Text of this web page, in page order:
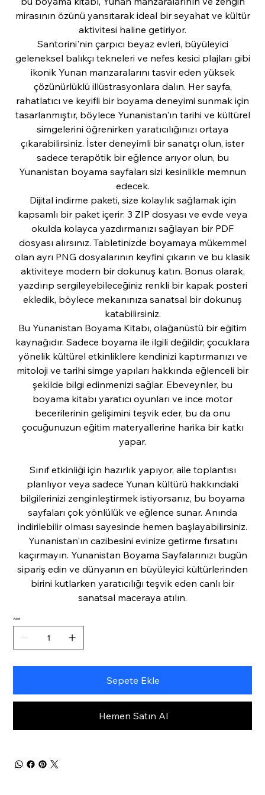
mirasının özünü yansıtarak ideal bir seyahat ve kültür
aktivitesi haline getiriyor.
Santorini'nin çarpıcı beyaz evleri, büyüleyici
geleneksel balıkçı tekneleri ve nefes kesici plajları gibi
ikonik Yunan manzaralarını tasvir eden yüksek
çözünürlüklü illüstrasyonlara dalın. Her sayfa,
rahatlatıcı ve keyifli bir boyama deneyimi sunmak için
tasarlanmıştır, böylece Yunanistan'ın tarihi ve kültürel
simgelerini öğrenirken yaratıcılığınızı ortaya
çıkarabilirsiniz. İster deneyimli bir sanatçı olun, ister
sadece terapötik bir eğlence arıyor olun, bu
Yunanistan boyama sayfaları sizi kesinlikle memnun
edecek.
Dijital indirme paketi, size kolaylık sağlamak için
kapsamlı bir paket içerir: 3 ZIP dosyası ve evde veya
okulda kolayca yazdırmanızı sağlayan bir PDF
dosyası alırsınız. Tabletinizde boyamaya mükemmel
olan ayrı PNG dosyalarının keyfini çıkarın ve bu klasik
aktiviteye modern bir dokunuş katın. Bonus olarak,
yazdırıp sergileyebileceğiniz renkli bir kapak posteri
ekledik, böylece mekanınıza sanatsal bir dokunuş
katabilirsiniz.
Bu Yunanistan Boyama Kitabı, olağanüstü bir eğitim
kaynağıdır. Sadece boyama ile ilgili değildir; çocuklara
yönelik kültürel etkinliklere kendinizi kaptırmanızı ve
mitoloji ve tarihi simge yapıları hakkında eğlenceli bir
şekilde bilgi edinmenizi sağlar. Ebeveynler, bu
boyama kitabı yaratıcı oyunları ve ince motor
becerilerinin gelişimini teşvik eder, bu da onu
çocuğunuzun eğitim materyallerine harika bir katkı
yapar.
Sınıf etkinliği için hazırlık yapıyor, aile toplantısı
planlıyor veya sadece Yunan kültürü hakkındaki
bilgilerinizi zenginleştirmek istiyorsanız, bu boyama
sayfaları çok yönlülük ve eğlence sunar. Anında
indirilebilir olması sayesinde hemen başlayabilirsiniz.
Yunanistan'ın cazibesini evinize getirme fırsatını
kaçırmayın. Yunanistan Boyama Sayfalarınızı bugün
sipariş edin ve dünyanın en büyüleyici kültürlerinden
birini kutlarken yaratıcılığı teşvik eden canlı bir
sanatsal maceraya atılın.
Adet
Sepete Ekle
Hemen Satın Al